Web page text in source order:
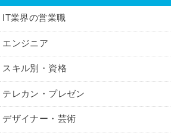
IT業界の営業職
エンジニア
スキル別・資格
テレカン・プレゼン
デザイナー・芸術